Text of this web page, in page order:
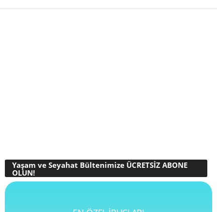
Yaşam ve Seyahat Bültenimize ÜCRETSİZ ABONE
OLUN!